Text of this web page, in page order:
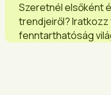
Szeretnél elsőként
trendjeiről? Iratkozz
fenntarthatóság